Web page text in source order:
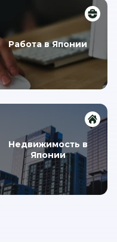
Работа в Японии
Недвижимость в
Японии